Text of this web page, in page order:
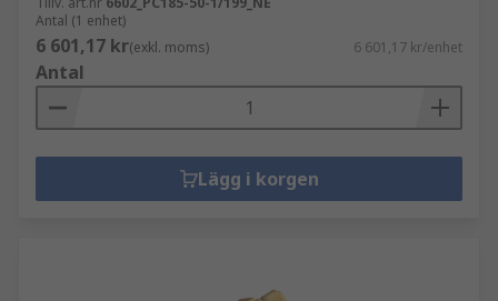
Antal (1 enhet)
6 601,17 kr(exkl. moms) 6 601,17 kr/enhet
Antal
Lägg i korgen